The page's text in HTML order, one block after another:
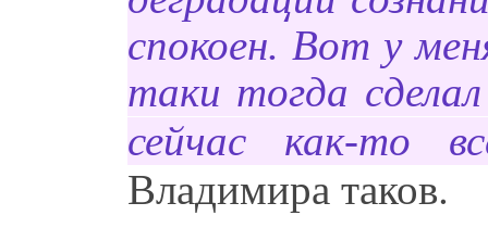
спокоен. Вот у
таки тогда
сейчас как-то
Владимира таков.